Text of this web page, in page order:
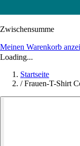
Zwischensumme
Meinen Warenkorb
Loading...
Startseite
/ Frauen-T-Shirt